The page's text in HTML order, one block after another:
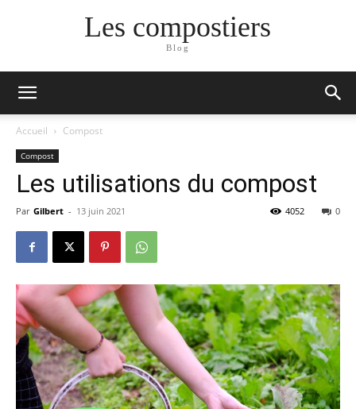
Les compostiers
Blog
Accueil Compost
Compost
Les utilisations du compost
Par Gilbert - 13 juin 2021 0
4052